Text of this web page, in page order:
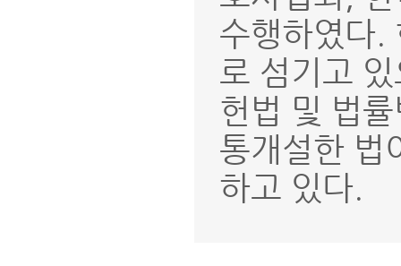
수행하였다.
로 섬기고
헌법 및 법
통개설한 법
하고 있다.